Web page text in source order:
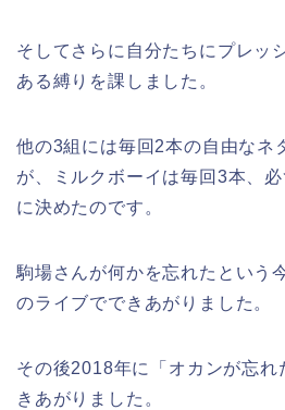
そしてさらに自分たちにプレッ
ある縛りを課しました。
他の3組には毎回2本の自由なネ
が、ミルクボーイは毎回3本、
に決めたのです。
駒場さんが何かを忘れたという
のライブでできあがりました。
その後2018年に「オカンが忘れ
きあがりました。